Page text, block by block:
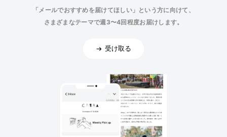
「メールでおすすめを届けてほしい」という方に向けて、
さまざまなテーマで週3〜4回程度お届けします。
受け取る